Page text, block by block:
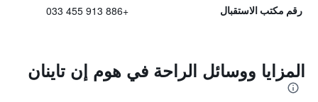
رقم مكتب الاستقبال +886 913 455 033
المزايا ووسائل الراحة في هوم إن تاينان